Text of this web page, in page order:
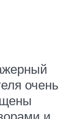
очень